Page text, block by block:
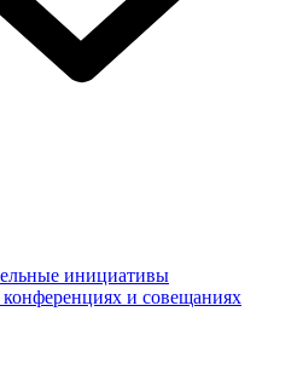
инициативы
конференциях и совещаниях